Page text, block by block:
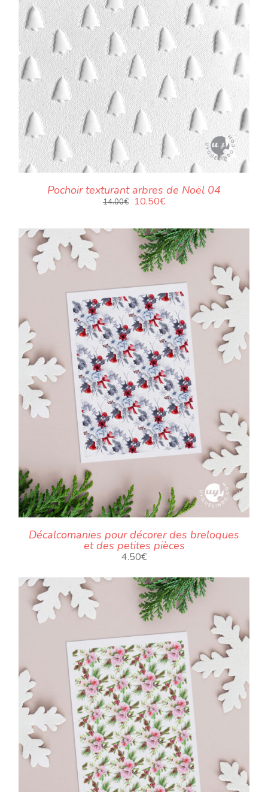
Pochoir texturant arbres de Noël 04
14.00€
Le
initial
était :
14.00€.
10.50€Le
actuel
est :
10.50€.
Décalcomanies pour décorer des breloques
et des petites pièces
4.50€